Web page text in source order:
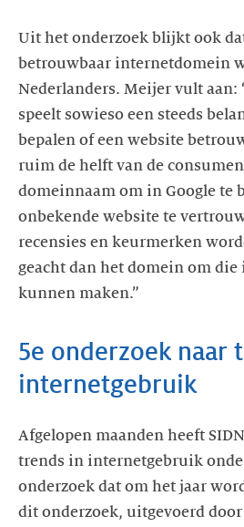
Uit het onderzoek blijkt ook
betrouwbaar internetdomein
Nederlanders. Meijer vult aan:
speelt sowieso een steeds
bepalen of een website
ruim de helft van de
domeinnaam om in Google te
onbekende website te
recensies en keurmerken
geacht dan het domein om
kunnen maken.”
5e onderzoek naar
internetgebruik
Afgelopen maanden heeft
trends in internetgebruik
onderzoek dat om het jaar
dit onderzoek, uitgevoerd